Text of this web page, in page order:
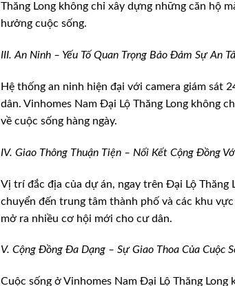
Thăng Long không chỉ xây dựng những căn hộ
hưởng cuộc sống.
III. An Ninh – Yếu Tố Quan Trọng Bảo Đảm Sự An
Hệ thống an ninh hiện đại với camera giám sát
dân. Vinhomes Nam Đại Lộ Thăng Long không
về cuộc sống hàng ngày.
IV. Giao Thông Thuận Tiện – Nối Kết Cộng Đồng
Vị trí đắc địa của dự án, ngay trên Đại Lộ
chuyển đến trung tâm thành phố và các khu
mở ra nhiều cơ hội mới cho cư dân.
V. Cộng Đồng Đa Dạng – Sự Giao Thoa Của Cuộc
Cuộc sống ở Vinhomes Nam Đại Lộ Thăng